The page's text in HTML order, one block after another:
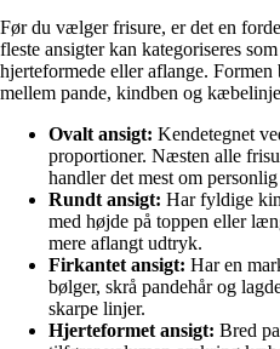
Før du vælger frisure, er det en
fleste ansigter kan kategoriseres
hjerteformede eller aflange. Formen
mellem pande, kindben og
Ovalt ansigt: Kendetegnet
proportioner. Næsten alle
handler det mest om
Rundt ansigt: Har fyldige
med højde på toppen eller
mere aflangt udtryk.
Firkantet ansigt: Har en
bølger, skrå pandehår og
skarpe linjer.
Hjerteformet ansigt: Bred